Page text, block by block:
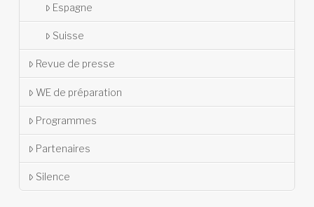
Espagne
Suisse
Revue de presse
WE de préparation
Programmes
Partenaires
Silence